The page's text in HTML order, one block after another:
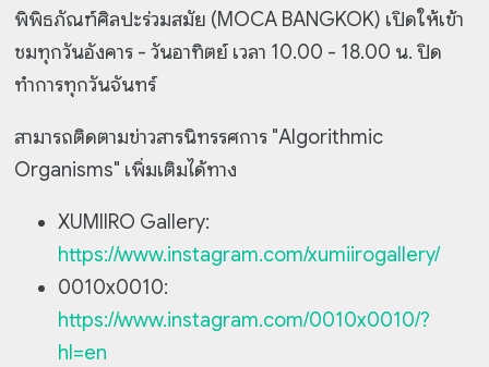
พิพิธภัณฑ์ศิลปะร่วมสมัย (MOCA BANGKOK) เปิดให้เข้า
ชมทุกวันอังคาร - วันอาทิตย์ เวลา 10.00 - 18.00 น. ปิด
ทำการทุกวันจันทร์
สามารถติดตามข่าวสารนิทรรศการ "Algorithmic
Organisms" เพิ่มเติมได้ทาง
XUMIIRO Gallery:
https://www.instagram.com/xumiirogallery/
0010x0010:
https://www.instagram.com/0010x0010/?
hl=en